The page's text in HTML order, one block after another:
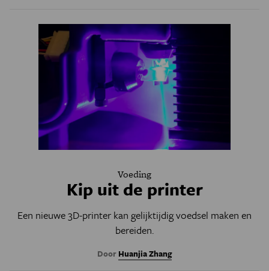
Voeding
Kip uit de printer
Een nieuwe 3D-printer kan gelijktijdig voedsel maken en
bereiden.
Door Huanjia Zhang